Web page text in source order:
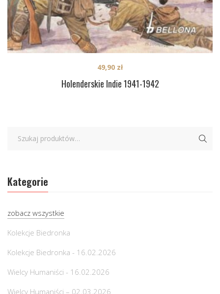
Holenderskie Indie 1941-1942
49,90 zł
Kategorie
zobacz wszystkie
Kolekcje Biedronka
Kolekcje Biedronka - 16.02.2026
Wielcy Humaniści - 16.02.2026
Wielcy Humaniści – 02.03.2026